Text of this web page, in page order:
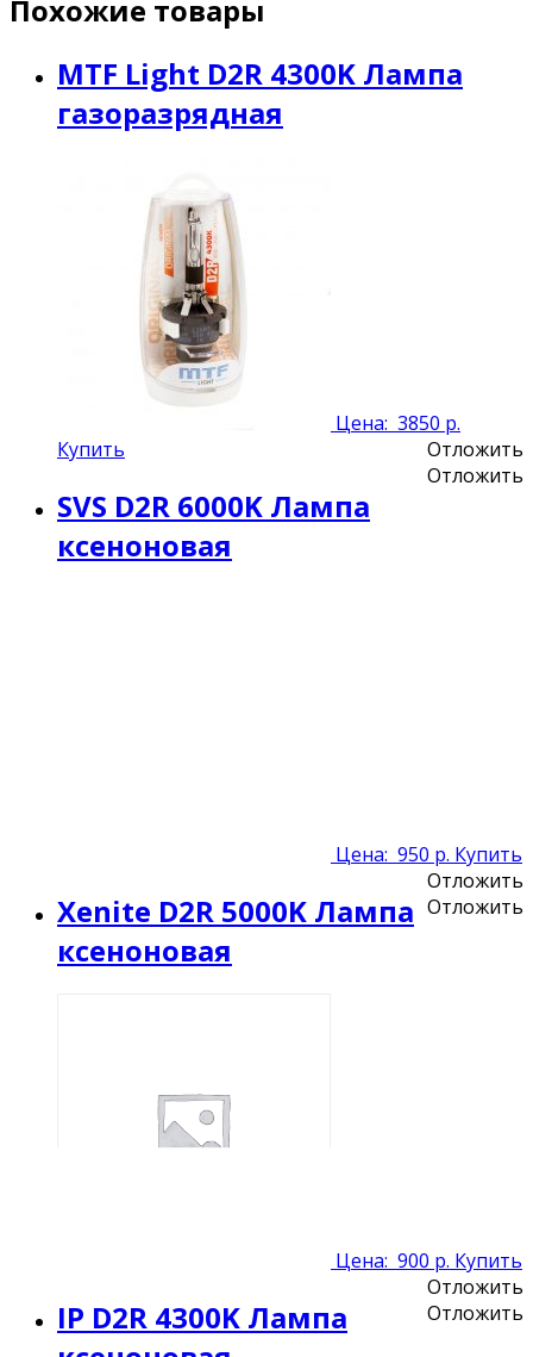
Похожие товары
MTF Light D2R 4300K Лампа
газоразрядная
Цена: 3850 р.
Купить
Отложить
Отложить
SVS D2R 6000K Лампа
ксеноновая
Цена: 950 р. Купить
Отложить
Отложить
Xenite D2R 5000K Лампа
ксеноновая
Цена: 900 р. Купить
Отложить
Отложить
IP D2R 4300K Лампа